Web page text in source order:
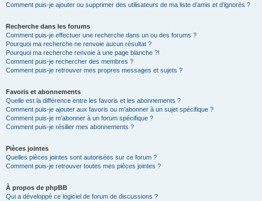
Comment puis-je ajouter ou supprimer des utilisateurs de ma liste d’amis et d’ignorés ?
Recherche dans les forums
Comment puis-je effectuer une recherche dans un ou des forums ?
Pourquoi ma recherche ne renvoie aucun résultat ?
Pourquoi ma recherche renvoie à une page blanche ?!
Comment puis-je rechercher des membres ?
Comment puis-je retrouver mes propres messages et sujets ?
Favoris et abonnements
Quelle est la différence entre les favoris et les abonnements ?
Comment puis-je ajouter aux favoris ou m’abonner à un sujet spécifique ?
Comment puis-je m’abonner à un forum spécifique ?
Comment puis-je résilier mes abonnements ?
Pièces jointes
Quelles pièces jointes sont autorisées sur ce forum ?
Comment puis-je retrouver toutes mes pièces jointes ?
À propos de phpBB
Qui a développé ce logiciel de forum de discussions ?